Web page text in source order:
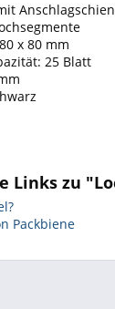
x 80 mm
25 Blatt
Links zu
Packbiene